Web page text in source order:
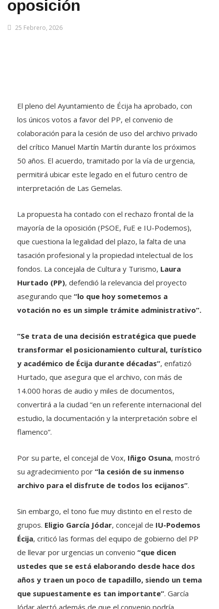
oposición
25 Febrero, 2026
El pleno del Ayuntamiento de Écija ha aprobado, con
los únicos votos a favor del PP, el convenio de
colaboración para la cesión de uso del archivo privado
del crítico Manuel Martín Martín durante los próximos
50 años. El acuerdo, tramitado por la vía de urgencia,
permitirá ubicar este legado en el futuro centro de
interpretación de Las Gemelas.
La propuesta ha contado con el rechazo frontal de la
mayoría de la oposición (PSOE, FuE e IU-Podemos),
que cuestiona la legalidad del plazo, la falta de una
tasación profesional y la propiedad intelectual de los
fondos. La concejala de Cultura y Turismo, Laura
Hurtado (PP), defendió la relevancia del proyecto
asegurando que “lo que hoy sometemos a
votación no es un simple trámite administrativo”.
“Se trata de una decisión estratégica que puede
transformar el posicionamiento cultural, turístico
y académico de Écija durante décadas”, enfatizó
Hurtado, que asegura que el archivo, con más de
14.000 horas de audio y miles de documentos,
convertirá a la ciudad “en un referente internacional del
estudio, la documentación y la interpretación sobre el
flamenco”.
Por su parte, el concejal de Vox, Iñigo Osuna, mostró
su agradecimiento por “la cesión de su inmenso
archivo para el disfrute de todos los ecijanos”.
Sin embargo, el tono fue muy distinto en el resto de
grupos. Eligio García Jódar, concejal de IU-Podemos
Écija, criticó las formas del equipo de gobierno del PP
de llevar por urgencias un convenio “que dicen
ustedes que se está elaborando desde hace dos
años y traen un poco de tapadillo, siendo un tema
que supuestamente es tan importante”. García
Jódar alertó además de que el convenio podría